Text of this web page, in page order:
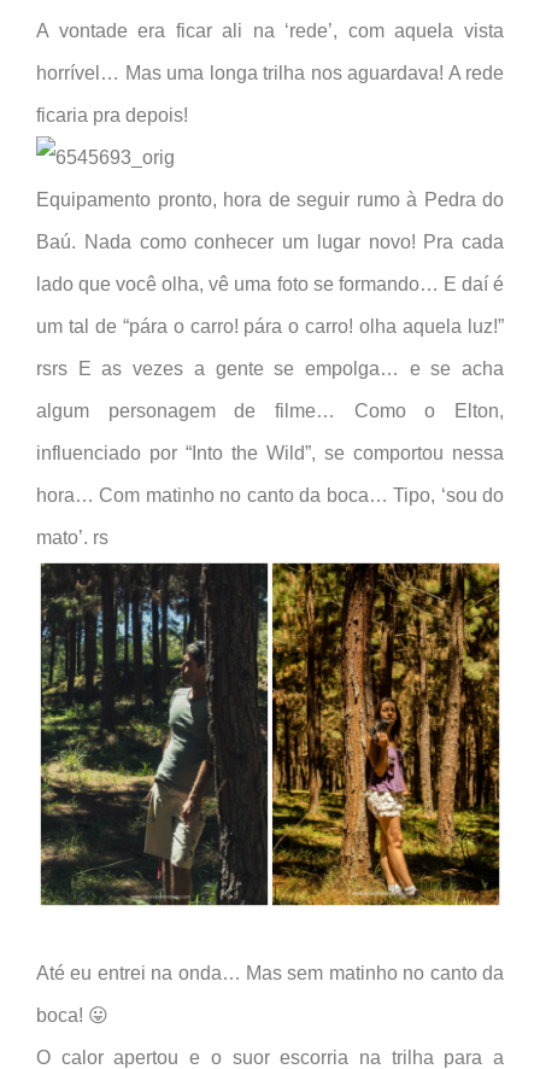
A vontade era ficar ali na ‘rede’, com aquela vista
horrível… Mas uma longa trilha nos aguardava! A rede
ficaria pra depois!
Equipamento pronto, hora de seguir rumo à Pedra do
Baú. Nada como conhecer um lugar novo! Pra cada
lado que você olha, vê uma foto se formando… E daí é
um tal de “pára o carro! pára o carro! olha aquela luz!”
rsrs E as vezes a gente se empolga… e se acha
algum personagem de filme… Como o Elton,
influenciado por “Into the Wild”, se comportou nessa
hora… Com matinho no canto da boca… Tipo, ‘sou do
mato’. rs
Até eu entrei na onda… Mas sem matinho no canto da
boca! 😛
O calor apertou e o suor escorria na trilha para a